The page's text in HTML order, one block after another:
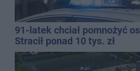
91-latek chciał pomnożyć
Stracił ponad 10 tys. zł